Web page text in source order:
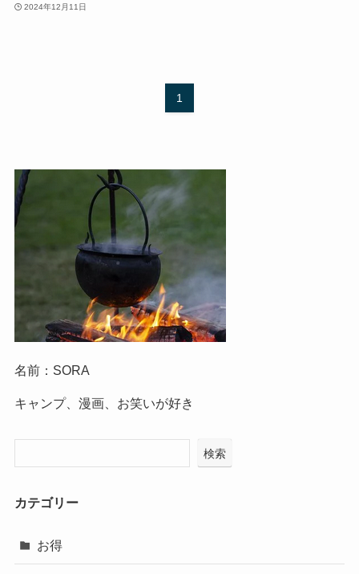
2024年12月11日
1
名前：SORA
キャンプ、漫画、お笑いが好き
検索
カテゴリー
お得